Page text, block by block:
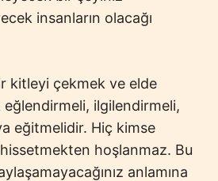
insanların olacağı
kitleyi çekmek ve elde
ilgilendirmeli,
eğitmelidir. Hiç kimse
hissetmekten hoşlanmaz. Bu
anlamına